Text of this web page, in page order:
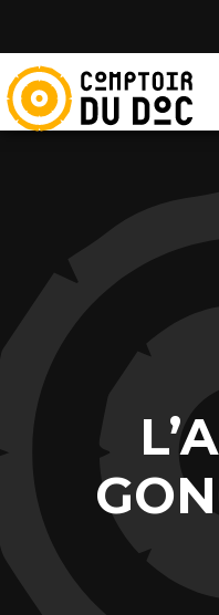
Cookies management